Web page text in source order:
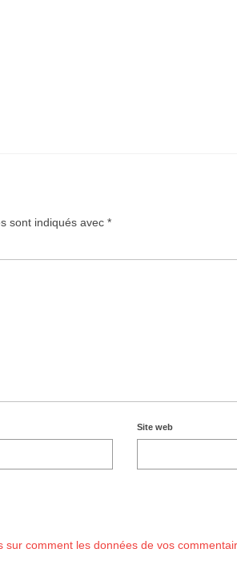
sont indiqués avec *
Site web
sur comment les données de vos